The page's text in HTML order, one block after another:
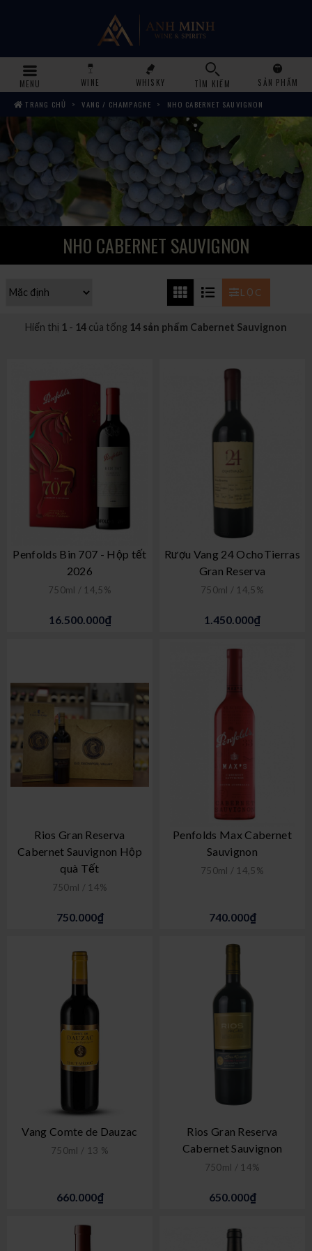
MENU WINE WHISKY TÌM KIẾM
SẢN PHẨM
TRANG CHỦ
VANG / CHAMPAGNE NHO CABERNET SAUVIGNON
NHO CABERNET SAUVIGNON
Hiển thị 1 - 14 của tổng 14 sản phẩm Cabernet Sauvignon
LỌC
Penfolds Bin 707 - Hộp tết
2026
750ml / 14,5%
16.500.000₫
Rượu Vang 24 OchoTierras
Gran Reserva
750ml / 14,5%
1.450.000₫
Rios Gran Reserva
Cabernet Sauvignon Hộp
quà Tết
750ml / 14%
750.000₫
Penfolds Max Cabernet
Sauvignon
750ml / 14,5%
740.000₫
Vang Comte de Dauzac
750ml / 13 %
660.000₫
Rios Gran Reserva
Cabernet Sauvignon
750ml / 14%
650.000₫